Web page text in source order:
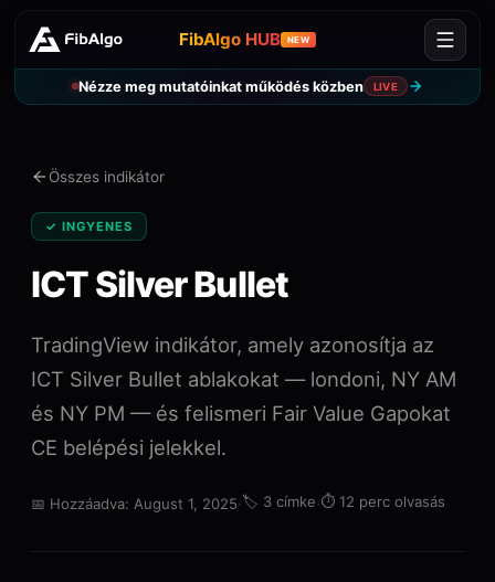
FibAlgo HUB NEW
Nézze meg mutatóinkat működés közben LIVE
Összes indikátor
✓ INGYENES
ICT Silver Bullet
TradingView indikátor, amely azonosítja az
ICT Silver Bullet ablakokat — londoni, NY AM
és NY PM — és felismeri Fair Value Gapokat
CE belépési jelekkel.
📅 Hozzáadva: August 1, 2025·🏷️ 3 címke·⏱️ 12 perc olvasás